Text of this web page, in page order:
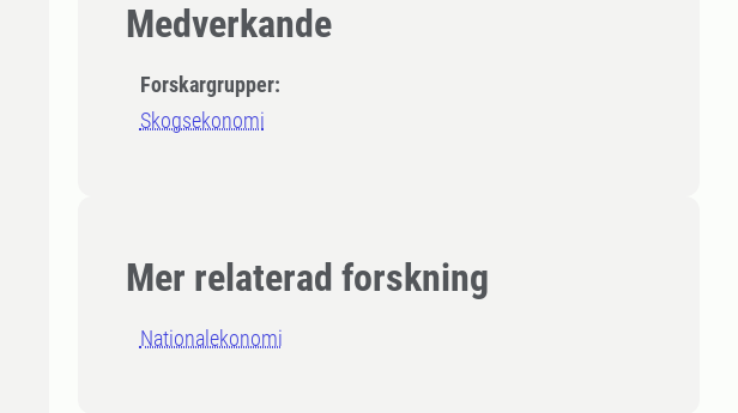
Medverkande
Forskargrupper:
Skogsekonomi
Mer relaterad forskning
Nationalekonomi